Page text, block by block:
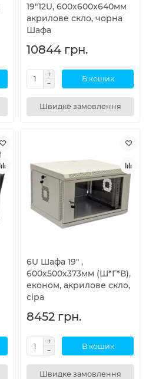
19"12U, 600х600х640мм
акрилове скло, чорна
Шафа
10844 грн.
В кошик
Швидке замовлення
6U Шафа 19" ,
600x500x373мм (Ш*Г*В),
економ, акрилове скло,
сіра
8452 грн.
В кошик
Швидке замовлення